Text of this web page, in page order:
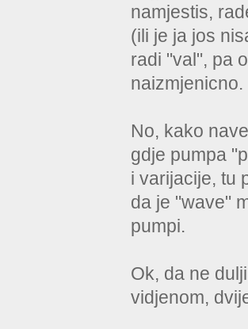
namjestis,
(ili je ja jos
radi "val", pa
naizmjenicno.
No, kako
gdje pumpa
i varijacije, tu
da je "wave"
pumpi.
Ok, da ne
vidjenom,